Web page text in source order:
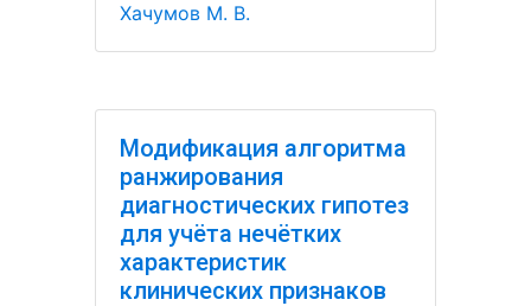
Хачумов М. В.
Модификация алгоритма
ранжирования
диагностических гипотез
для учёта нечётких
характеристик
клинических признаков